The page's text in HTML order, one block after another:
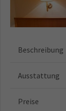
Beschreibung
Ausstattung
Preise